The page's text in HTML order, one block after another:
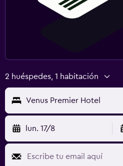
2 huéspedes, 1 habitación
Venus Premier Hotel
lun. 17/8